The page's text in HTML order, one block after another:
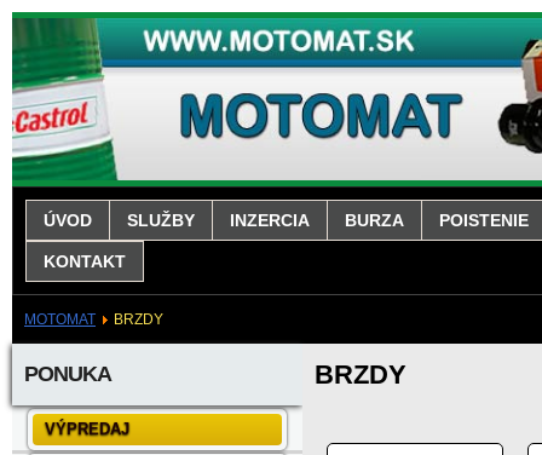
ÚVOD SLUŽBY INZERCIA BURZA POISTENIE
KONTAKT
MOTOMAT BRZDY
PONUKA
VÝPREDAJ
BRZDY